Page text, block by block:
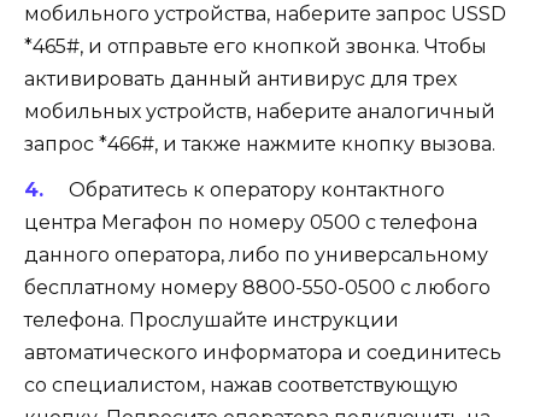
мобильного устройства, наберите запрос USSD
*465#, и отправьте его кнопкой звонка. Чтобы
активировать данный антивирус для трех
мобильных устройств, наберите аналогичный
запрос *466#, и также нажмите кнопку вызова.
Обратитесь к оператору контактного
центра Мегафон по номеру 0500 с телефона
данного оператора, либо по универсальному
бесплатному номеру 8800-550-0500 с любого
телефона. Прослушайте инструкции
автоматического информатора и соединитесь
со специалистом, нажав соответствующую